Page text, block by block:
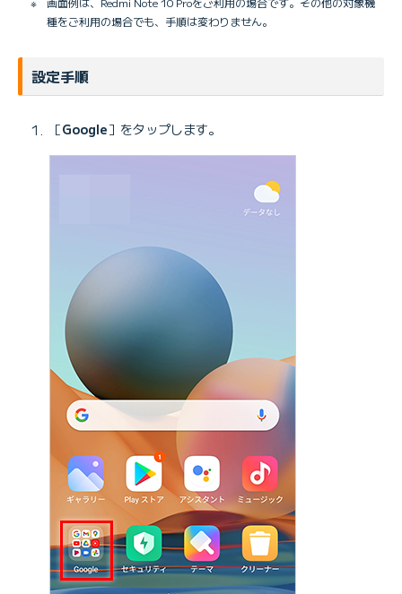
種をご利用の場合でも、手順は変わりません。
設定手順
［Google］をタップします。